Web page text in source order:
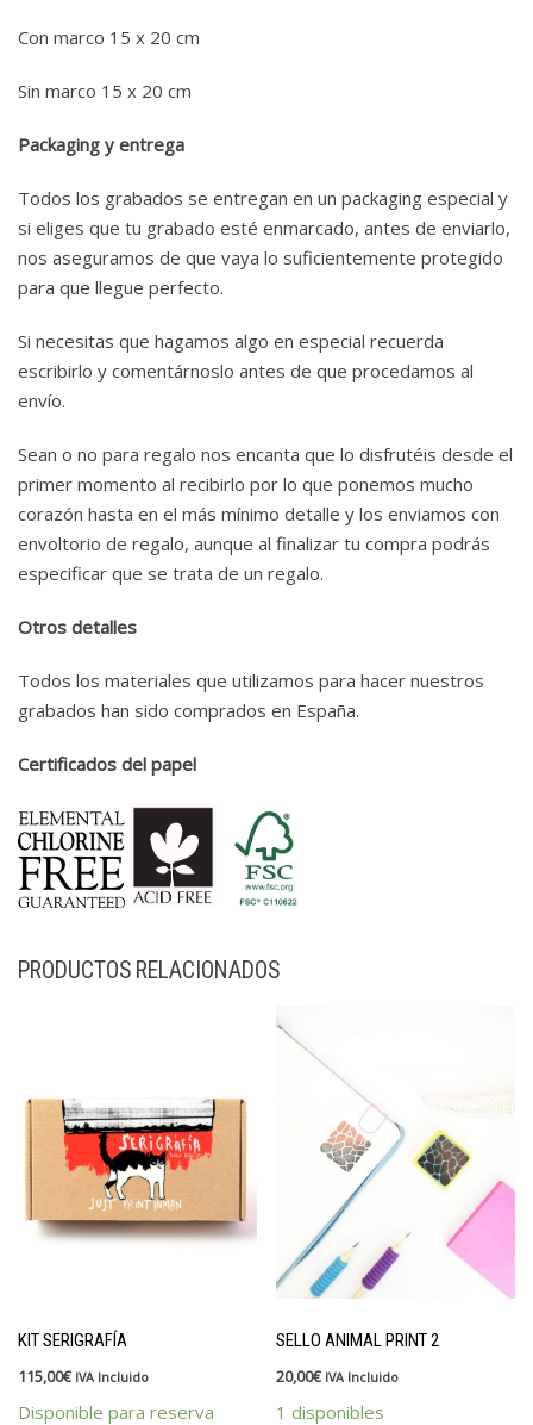
Con marco 15 x 20 cm
Sin marco 15 x 20 cm
Packaging y entrega
Todos los grabados se entregan en un packaging especial y
si eliges que tu grabado esté enmarcado, antes de enviarlo,
nos aseguramos de que vaya lo suficientemente protegido
para que llegue perfecto.
Si necesitas que hagamos algo en especial recuerda
escribirlo y comentárnoslo antes de que procedamos al
envío.
Sean o no para regalo nos encanta que lo disfrutéis desde el
primer momento al recibirlo por lo que ponemos mucho
corazón hasta en el más mínimo detalle y los enviamos con
envoltorio de regalo, aunque al finalizar tu compra podrás
especificar que se trata de un regalo.
Otros detalles
Todos los materiales que utilizamos para hacer nuestros
grabados han sido comprados en España.
Certificados del papel
PRODUCTOS RELACIONADOS
KIT SERIGRAFÍA
115,00€ IVA Incluido
Disponible para reserva
SELLO ANIMAL PRINT 2
20,00€ IVA Incluido
1 disponibles